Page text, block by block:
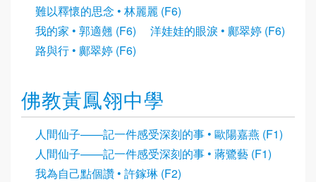
難以釋懷的思念 • 林麗麗 (F6)
我的家 • 郭適翹 (F6)
洋娃娃的眼淚 • 鄺翠婷 (F6)
路與行 • 鄺翠婷 (F6)
佛教黃鳳翎中學
人間仙子——記一件感受深刻的事 • 歐陽嘉燕 (F1)
人間仙子——記一件感受深刻的事 • 蔣鷺藝 (F1)
我為自己點個讚 • 許鎵琳 (F2)